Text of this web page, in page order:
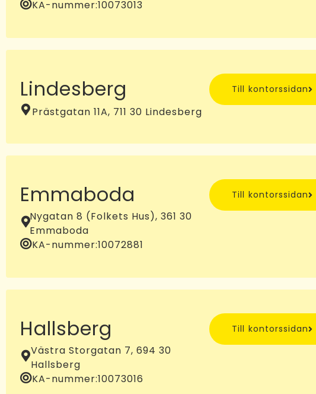
KA-nummer:10073013
Lindesberg
Prästgatan 11A, 711 30 Lindesberg
Till kontorssidan
Emmaboda
Nygatan 8 (Folkets Hus), 361 30
Emmaboda
KA-nummer:10072881
Till kontorssidan
Hallsberg
Västra Storgatan 7, 694 30
Hallsberg
KA-nummer:10073016
Till kontorssidan